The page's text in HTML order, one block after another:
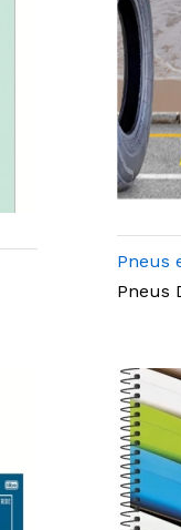
Pneus
Pneus